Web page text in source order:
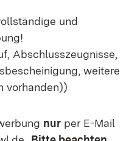
und
Abschlusszeugnisse,
weitere
vorhanden))
nur per E-Mail
(Öffnet in neuem